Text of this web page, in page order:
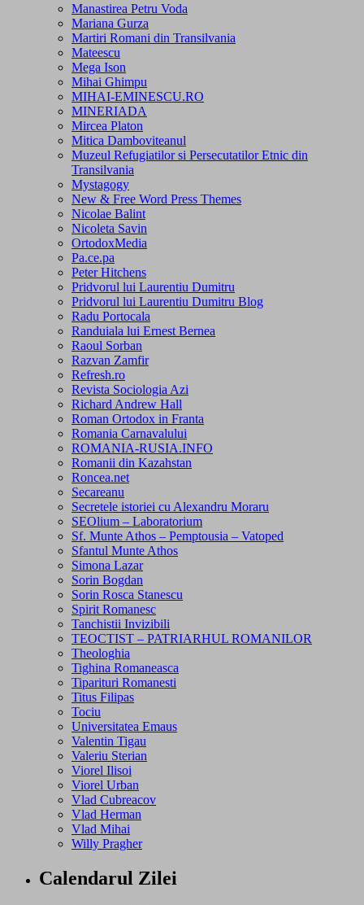
Manastirea Petru Voda
Mariana Gurza
Martiri Romani din Transilvania
Mateescu
Mega Ison
Mihai Ghimpu
MIHAI-EMINESCU.RO
MINERIADA
Mircea Platon
Mitica Damboviteanul
Muzeul Refugiatilor si Persecutatilor Etnic din
Transilvania
Mystagogy
New & Free Word Press Themes
Nicolae Balint
Nicoleta Savin
OrtodoxMedia
Pa.ce.pa
Peter Hitchens
Pridvorul lui Laurentiu Dumitru
Pridvorul lui Laurentiu Dumitru Blog
Radu Portocala
Randuiala lui Ernest Bernea
Raoul Sorban
Razvan Zamfir
Refresh.ro
Revista Sociologia Azi
Richard Andrew Hall
Roman Ortodox in Franta
Romania Carnavalului
ROMANIA-RUSIA.INFO
Romanii din Kazahstan
Roncea.net
Secareanu
Secretele istoriei cu Alexandru Moraru
SEOlium – Laboratorium
Sf. Munte Athos – Pemptousia – Vatoped
Sfantul Munte Athos
Simona Lazar
Sorin Bogdan
Sorin Rosca Stanescu
Spirit Romanesc
Tanchistii Invizibili
TEOCTIST – PATRIARHUL ROMANILOR
Theologhia
Tighina Romaneasca
Tiparituri Romanesti
Titus Filipas
Tociu
Universitatea Emaus
Valentin Tigau
Valeriu Sterian
Viorel Ilisoi
Viorel Urban
Vlad Cubreacov
Vlad Herman
Vlad Mihai
Willy Pragher
Calendarul Zilei